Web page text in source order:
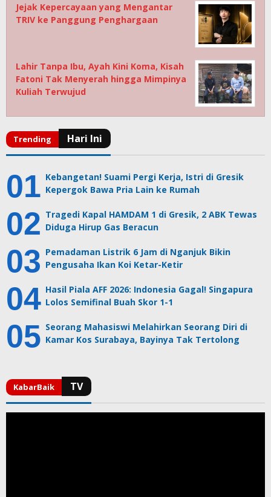
Jejak Kepercayaan yang Mengantar
TRIV ke Panggung Penghargaan
Lahir Tanpa Ibu, Ayah Kini Koma, Kisah
Fatoni Tak Menyerah hingga Mimpinya
Kuliah Terwujud
Kebangetan! Suami Pergi Kerja, Istri di Gresik
Kepergok Bawa Pria Lain ke Rumah
Tragedi Kapal HAMDAM 1 di Gresik, 2 ABK Tewas
Diduga Hirup Gas Beracun
Pemadaman Listrik 6 Jam di Nganjuk Bikin
Pengusaha Ikan Koi Ketar-Ketir
Hasil Piala AFF 2026: Indonesia Gagal! Singapura
Lolos Semifinal Buah Skor 1-1
Seorang Mahasiswi Melahirkan Seorang Diri di
Kamar Kos Surabaya, Bayinya Tak Tertolong